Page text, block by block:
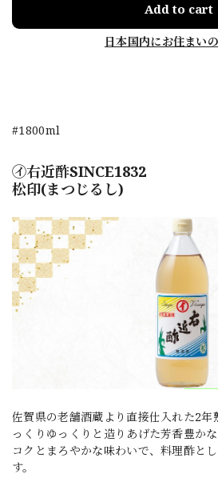
Add to cart
日本国内にお住まい
#1800ml
㋑右近酢SINCE1832
松印(まつじるし)
佐賀県の老舗酒蔵より直接仕入れた2年
っくりゆっくりと造りあげた芳香豊か
コクとまろやかな味わいで、料理酢と
す。